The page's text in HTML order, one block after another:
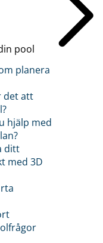
pool
planera
det att
hjälp med
ditt
med 3D